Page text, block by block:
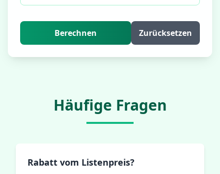
Berechnen Zurücksetzen
Häufige Fragen
Rabatt vom Listenpreis?